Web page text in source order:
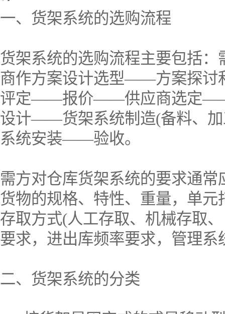
一、货架系统的选购流程
货架系统的选购流程主要包括
商作方案设计选型——方案探
评定——报价——供应商选定
设计——货架系统制造(备料、
系统安装——验收。
需方对仓库货架系统的要求通
货物的规格、特性、重量，单
存取方式(人工存取、机械存取
要求，进出库频率要求，管理
二、货架系统的分类